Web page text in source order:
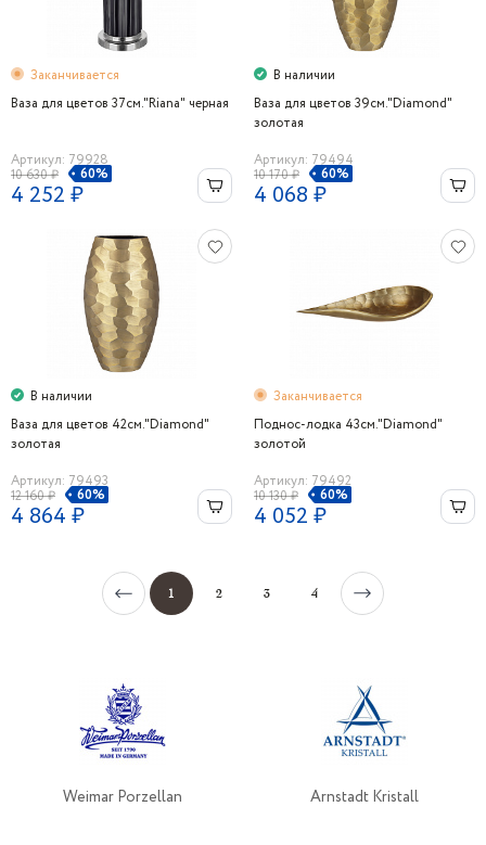
Заканчивается
Ваза для цветов 37см."Riana" черная
Артикул: 79928
10 630 ₽
60%
4 252 ₽
В наличии
Ваза для цветов 39см."Diamond"
золотая
Артикул: 79494
10 170 ₽
60%
4 068 ₽
В наличии
Ваза для цветов 42см."Diamond"
золотая
Артикул: 79493
12 160 ₽
60%
4 864 ₽
Заканчивается
Поднос-лодка 43см."Diamond"
золотой
Артикул: 79492
10 130 ₽
60%
4 052 ₽
1 2 3 4
Weimar Porzellan Arnstadt Kristall